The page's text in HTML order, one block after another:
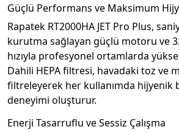
Güçlü Performans ve Maksimum
Rapatek RT2000HA JET Pro Plus,
kurutma sağlayan güçlü motoru ve
hızıyla profesyonel ortamlarda
Dahili HEPA filtresi, havadaki toz ve
filtreleyerek her kullanımda hijyenik
deneyimi oluşturur.
Enerji Tasarruflu ve Sessiz Çalışma